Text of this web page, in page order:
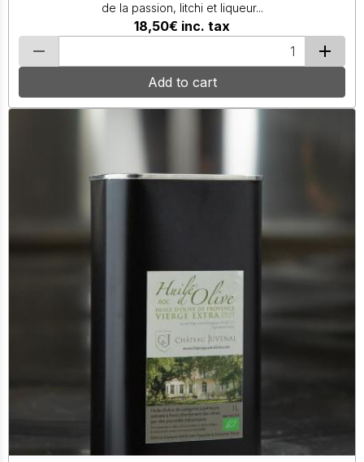
de la passion, litchi et liqueur...
18,50€ inc. tax
Add to cart